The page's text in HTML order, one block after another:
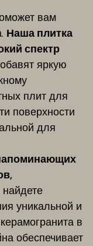
вам
Наша плитка
спектр
яркую
плит для
поверхности
для
уникальной и
в
обеспечивает